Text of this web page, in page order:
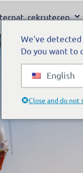
rekruteren
We've detected
Do you want to
English
Close and do not